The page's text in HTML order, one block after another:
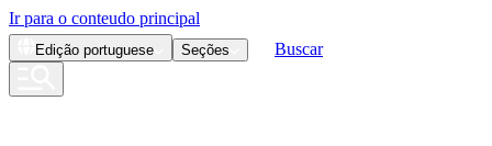
Ir para o conteudo principal
Edição portuguese Seções Buscar